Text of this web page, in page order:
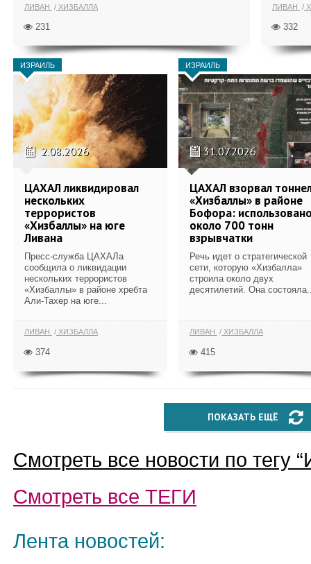
ЛИВАН ХИЗБАЛЛА
231
ЛИВАН
332
ИЗРАИЛЬ
2.08.2026
ЦАХАЛ ликвидировал
нескольких
террористов
«Хизбаллы» на юге
Ливана
Пресс-служба ЦАХАЛа
сообщила о ликвидации
нескольких террористов
«Хизбаллы» в районе хребта
Али-Тахер на юге...
ЛИВАН ХИЗБАЛЛА
374
ИЗРАИЛЬ
31.07.2026
ЦАХАЛ взорвал
«Хизбаллы» в районе
Бофора:
около 700 тонн
взрывчатки
Речь идет о стратегической
сети, которую «Хизбалла»
строила около двух
десятилетий. Она
ЛИВАН ХИЗБАЛЛА
415
ПОКАЗАТЬ ЕЩЁ
Смотреть все новости по тегу “
Смотреть все ТЕГИ
Лента новостей: